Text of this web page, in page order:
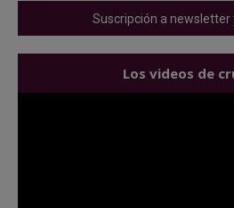
Suscripción a newsletter
Los videos de